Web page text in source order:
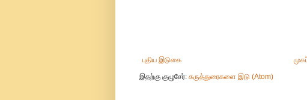
புதிய இடுகை
இதற்கு குழுசேர்: கருத்துரைகளை இடு (Atom)